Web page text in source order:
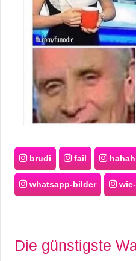
brudi fail hahah
whatsapp-bilder
Die günstigste